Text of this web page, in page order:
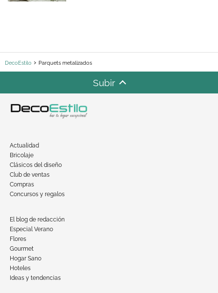
DecoEstilo Parquets metalizados
Subir
Actualidad
Bricolaje
Clásicos del diseño
Club de ventas
Compras
Concursos y regalos
El blog de redacción
Especial Verano
Flores
Gourmet
Hogar Sano
Hoteles
Ideas y tendencias